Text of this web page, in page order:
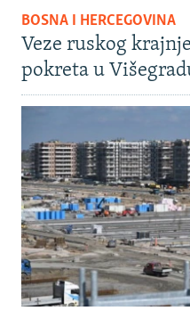
BOSNA I HERCEGOVINA
Veze ruskog
pokreta u